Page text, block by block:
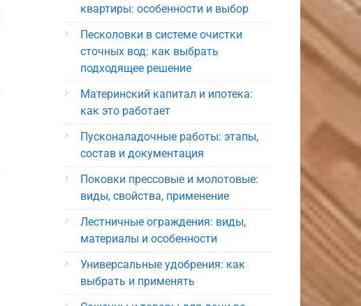
квартиры: особенности и выбор
Песколовки в системе очистки
сточных вод: как выбрать
подходящее решение
Материнский капитал и ипотека:
как это работает
Пусконаладочные работы: этапы,
состав и документация
Поковки прессовые и молотовые:
виды, свойства, применение
Лестничные ограждения: виды,
материалы и особенности
Универсальные удобрения: как
выбрать и применять